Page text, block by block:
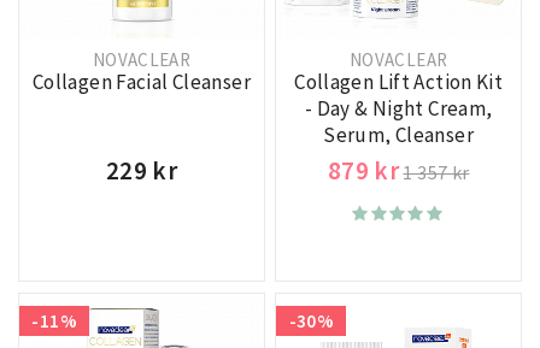
NOVACLEAR
Collagen Facial Cleanser
229 kr
NOVACLEAR
Collagen Lift Action Kit
- Day & Night Cream,
Serum, Cleanser
879 kr1 357 kr
-11% -30%